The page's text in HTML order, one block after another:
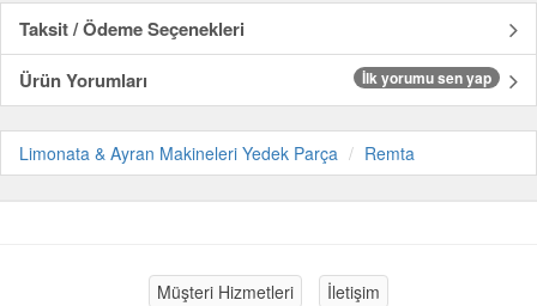
Taksit / Ödeme Seçenekleri
Ürün Yorumları
İlk yorumu sen yap
Limonata & Ayran Makineleri Yedek Parça Remta
Müşteri Hizmetleri İletişim